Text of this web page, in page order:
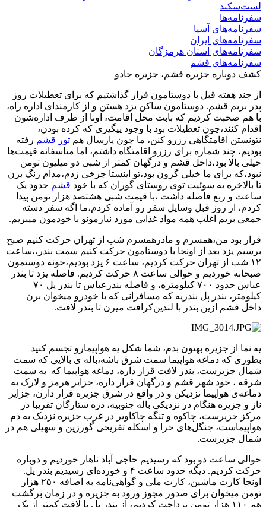
لست‌سکند
سفرنامه‌ها
سفرنامه‌های آسیا
سفرنامه‌های ایران
سفرنامه‌های استان هرمزگان
سفرنامه‌های قشم
کشف دوباره جزیره قشم، جزیره جادو
از چند هفته قبل با دوستامون قرار گذاشتیم که برای تعطیلات روز
پدر بریم قشم. دوستامون ساکن یزد هستن و از کارمندای اداره راه،
با هم صحبت کردیم که بابت محل اقامت، اونا از طرف اداره‌شون
اقدام کنند،چون تعطیلات بود با وجود پیگیری که کرده بودن،
نتونستن اقامتگاهی رزرو کنن، ما چون پارسال هم تور قشم رفته
بودیم، چند شماره برای رزرو اقامتگاه داشتم، اما متاسفانه قیمت‌ها
خیلی بالا بود،داخل قشم و درگهان کمتر از شبی دو میلیون تومن
نبود،که برای ما خیلی گرون بود،تو اینستا چرخی زدم،مدام زنگ بزن
تا بالاخره یه سوئیت توی روستای گوران که با خود قشم حدود یک
ساعت و ربع فاصله داشت ،با قیمت شبی هشتصد هزار تومن پیدا
کردم، از روز قبل وسایل سفر رو آماده کردم،ما اگه سفر دسته
جمعی بریم اغلب همه مواد غذایی مورد نیازمونو با خودمون میبریم.
قرار بود من،همسرم و مادرهمسرم شب از تهران حرکت کنیم صبح
برسیم یزد بعد از اونجا با دوستامون حرکت کنیم سمت بندر،،ساعت
۱۲ شب از تهران حرکت کردیم، ساعت ۶ یزد بودیم،خونه دوستمون
صبحانه خوردیم و حوالی ساعت ۸ حرکت کردیم. فاصله یزد تا بندر
عباس حدود ۷۰۰ کیلومتره، و فاصله بندرعباس تا بندر پل ۷۰
کیلومتر، بندر پل بندریه که مسافرانی که با خودرو میخوان برن
داخل قشم ازین بندر با لندین‌کرافت میرن تا بندر لافت.
یه نما از جزیره بهتون بدم، شما شکل یه هواپیما‌رو تجسم کنید
بطوری که دماغه هواپیما سمت شرق باشه،باله ی بالایی که سمت
شمال جزیرست، بندر لافت قرار داره، دماغه هواپیما که به سمت
شرقه ، خود شهر قشم و درگهان قرار داره، جزایر هرمز و لارک به
دماغه‌ی هواپیما نزدیکن و در واقع در شرق جزیره قرار دارن، جزایر
ناز و جزیره هنگام در نزدیکی باله جنوبیه، دره ستارگان تقریبا در
مرکز جزیرست، چاکوه و تنگه چاکاویر در غرب جزیره نزدیک به دم
هواپیماست، جنگل‌های حرا و اسکله تفریحی گورزین و سهیلی هم در
شمال جزیرست.
حوالی ساعت دو بود که رسیدیم حاجی آباد ناهار خوردیم و دوباره
حرکت کردیم. دیگه حدود ساعت ۴ و خورده‌ای رسیدیم بندر پل.
اونجا کارت ماشین، کارت ملی و گواهی‌نامه به اضافه‌ ۲۵۰ هزار
تومن میخوان برای صدور مجوز ورود به جزیره و در زمان برگشت
هم ۱۱۰ هزار تومن پرداخت کردیم، از بندر پل تا لافت کمتر از یک